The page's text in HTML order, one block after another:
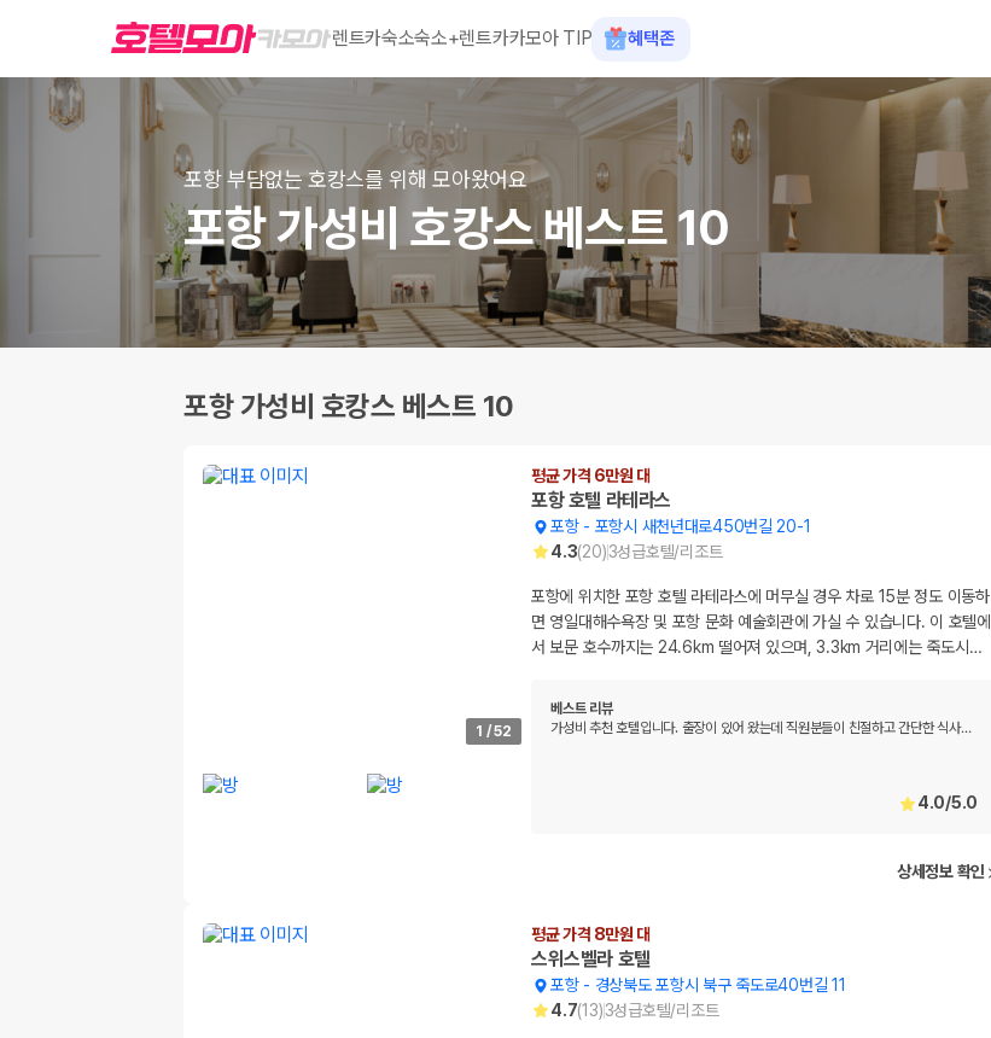
렌트카숙소숙소+렌트카카모아 TIP 혜택존
포항 부담없는 호캉스를 위해 모아왔어요
포항 가성비 호캉스 베스트 10
포항 가성비 호캉스 베스트 10
1 /52
평균 가격 6만원 대
포항 호텔 라테라스
포항- 포항시 새천년대로450번길 20-1
4.3(20)3성급호텔/리조트
포항에 위치한 포항 호텔 라테라스에 머무실 경우 차로 15분 정도 이동하
면 영일대해수욕장 및 포항 문화 예술회관에 가실 수 있습니다. 이 호텔에
서 보문 호수까지는 24.6km 떨어져 있으며, 3.3km 거리에는 죽도시 …
베스트 리뷰
가성비 추천 호텔입니다. 출장이 있어 왔는데 직원분들이 친절하고 간단한 식사…
4.0/5.0
상세정보 확인
평균 가격 8만원 대
스위스벨라 호텔
포항- 경상북도 포항시 북구 죽도로40번길 11
4.7(13)3성급호텔/리조트